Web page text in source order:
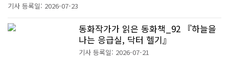
기사 등록일: 2026-07-23
동화작가가 읽은 동화책_92 『하늘을
나는 응급실, 닥터 헬기』
기사 등록일: 2026-07-21